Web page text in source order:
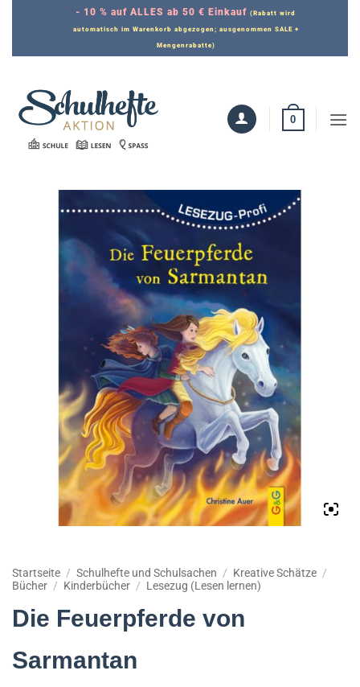
- 10 % auf ALLES ab 50 € Einkauf (Rabatt wird
automatisch im Warenkorb abgezogen; ausgenommen SALE +
Mengenrabatte)
0
Startseite / Schulhefte und Schulsachen / Kreative Schätze /
Bücher / Kinderbücher / Lesezug (Lesen lernen)
Die Feuerpferde von
Sarmantan